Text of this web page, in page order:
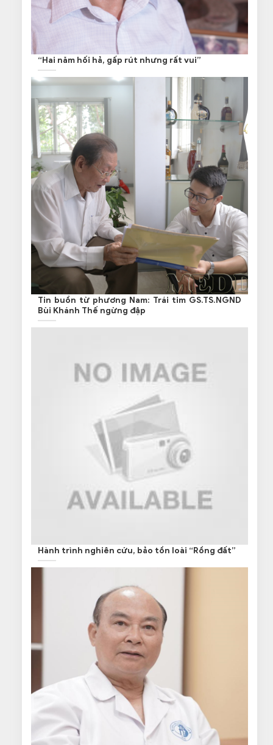
“Hai năm hối hả, gấp rút nhưng rất vui”
Tin buồn từ phương Nam: Trái tim GS.TS.NGND
Bùi Khánh Thế ngừng đập
Hành trình nghiên cứu, bảo tồn loài “Rồng đất”